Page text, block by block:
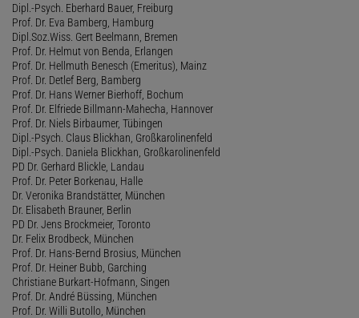
Dipl.-Psych. Eberhard Bauer, Freiburg
Prof. Dr. Eva Bamberg, Hamburg
Dipl.Soz.Wiss. Gert Beelmann, Bremen
Prof. Dr. Helmut von Benda, Erlangen
Prof. Dr. Hellmuth Benesch (Emeritus), Mainz
Prof. Dr. Detlef Berg, Bamberg
Prof. Dr. Hans Werner Bierhoff, Bochum
Prof. Dr. Elfriede Billmann-Mahecha, Hannover
Prof. Dr. Niels Birbaumer, Tübingen
Dipl.-Psych. Claus Blickhan, Großkarolinenfeld
Dipl.-Psych. Daniela Blickhan, Großkarolinenfeld
PD Dr. Gerhard Blickle, Landau
Prof. Dr. Peter Borkenau, Halle
Dr. Veronika Brandstätter, München
Dr. Elisabeth Brauner, Berlin
PD Dr. Jens Brockmeier, Toronto
Dr. Felix Brodbeck, München
Prof. Dr. Hans-Bernd Brosius, München
Prof. Dr. Heiner Bubb, Garching
Christiane Burkart-Hofmann, Singen
Prof. Dr. André Büssing, München
Prof. Dr. Willi Butollo, München